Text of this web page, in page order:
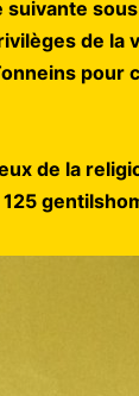
suivante
de la
pour
de la